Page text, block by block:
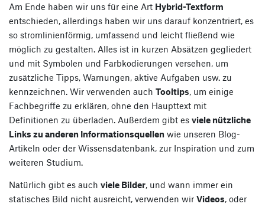
Am Ende haben wir uns für eine Art Hybrid-Textform
entschieden, allerdings haben wir uns darauf konzentriert, es
so stromlinienförmig, umfassend und leicht fließend wie
möglich zu gestalten. Alles ist in kurzen Absätzen gegliedert
und mit Symbolen und Farbkodierungen versehen, um
zusätzliche Tipps, Warnungen, aktive Aufgaben usw. zu
kennzeichnen. Wir verwenden auch Tooltips, um einige
Fachbegriffe zu erklären, ohne den Haupttext mit
Definitionen zu überladen. Außerdem gibt es viele nützliche
Links zu anderen Informationsquellen wie unseren Blog-
Artikeln oder der Wissensdatenbank, zur Inspiration und zum
weiteren Studium.
Natürlich gibt es auch viele Bilder, und wann immer ein
statisches Bild nicht ausreicht, verwenden wir Videos, oder